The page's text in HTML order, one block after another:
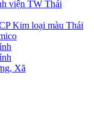
viện TW Thái
Kim loại màu Thái
Xã